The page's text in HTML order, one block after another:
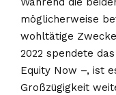
möglicherweise
wohltätige
2022 spendete
Equity Now –, ist
Großzügigkeit